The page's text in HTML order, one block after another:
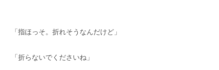
「指ほっそ。折れそうなんだけど」
「折らないでくださいね」